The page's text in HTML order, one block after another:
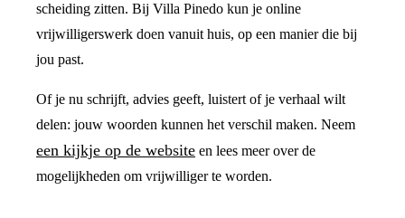
scheiding zitten. Bij Villa Pinedo kun je online
vrijwilligerswerk doen vanuit huis, op een manier die bij
jou past.
Of je nu schrijft, advies geeft, luistert of je verhaal wilt
delen: jouw woorden kunnen het verschil maken. Neem
een kijkje op de website en lees meer over de
mogelijkheden om vrijwilliger te worden.